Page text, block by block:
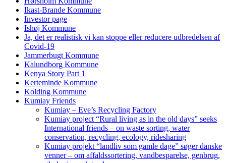
Ikast-Brande Kommune
Investor page
Ishøj Kommune
Ja, det er realistisk vi kan stoppe eller reducere udbredelsen af
Covid-19
Jammerbugt Kommune
Kalundborg Kommune
Kenya Story Part 1
Kerteminde Kommune
Kolding Kommune
Kumiay Friends
Kumiay – Eve’s Recycling Factory
Kumiay project “Rural living as in the old days” seeks
International friends – on waste sorting, water
conservation, recycling, ecology, ridesharing
Kumiay projekt “landliv som gamle dage” søger danske
venner – om affaldssortering, vandbesparelse, genbrug,